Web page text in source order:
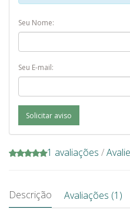
Seu Nome:
Seu E-mail:
Solicitar aviso
1 avaliações /
Descrição Avaliações (1)